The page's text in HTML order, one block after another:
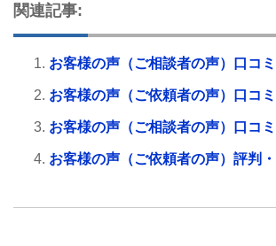
関連記事:
お客様の声（ご相談者の声）口コ
お客様の声（ご依頼者の声）口コ
お客様の声（ご相談者の声）口コ
お客様の声（ご依頼者の声）評判